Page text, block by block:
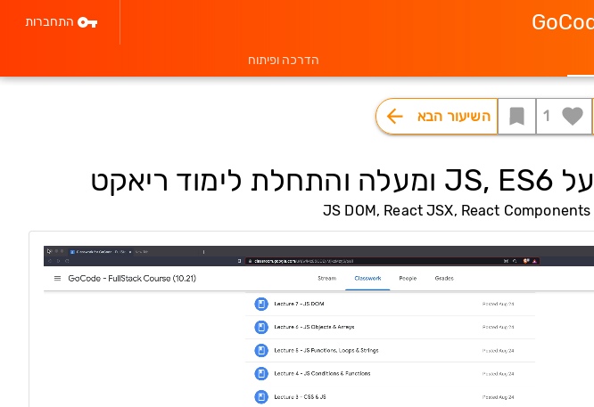
התחברות
הדרכה ופיתוח
1 השיעור הבא